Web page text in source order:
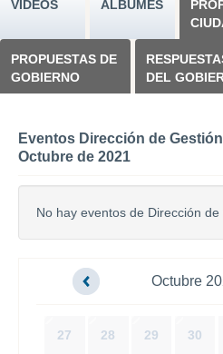
VÍDEOS ÁLBUMES
PROPUESTAS DE
GOBIERNO
DEL
Eventos Dirección de
Octubre de 2021
No hay eventos de Dirección
Octubre
27 28 29 30